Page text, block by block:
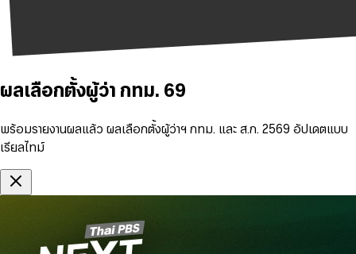
ผลเลือกตั้งผู้ว่า กทม. 69
พร้อมรายงานผลแล้ว ผลเลือกตั้งผู้ว่าฯ กทม. และ ส.ก. 2569 อัปเดตแบบ
เรียลไทม์